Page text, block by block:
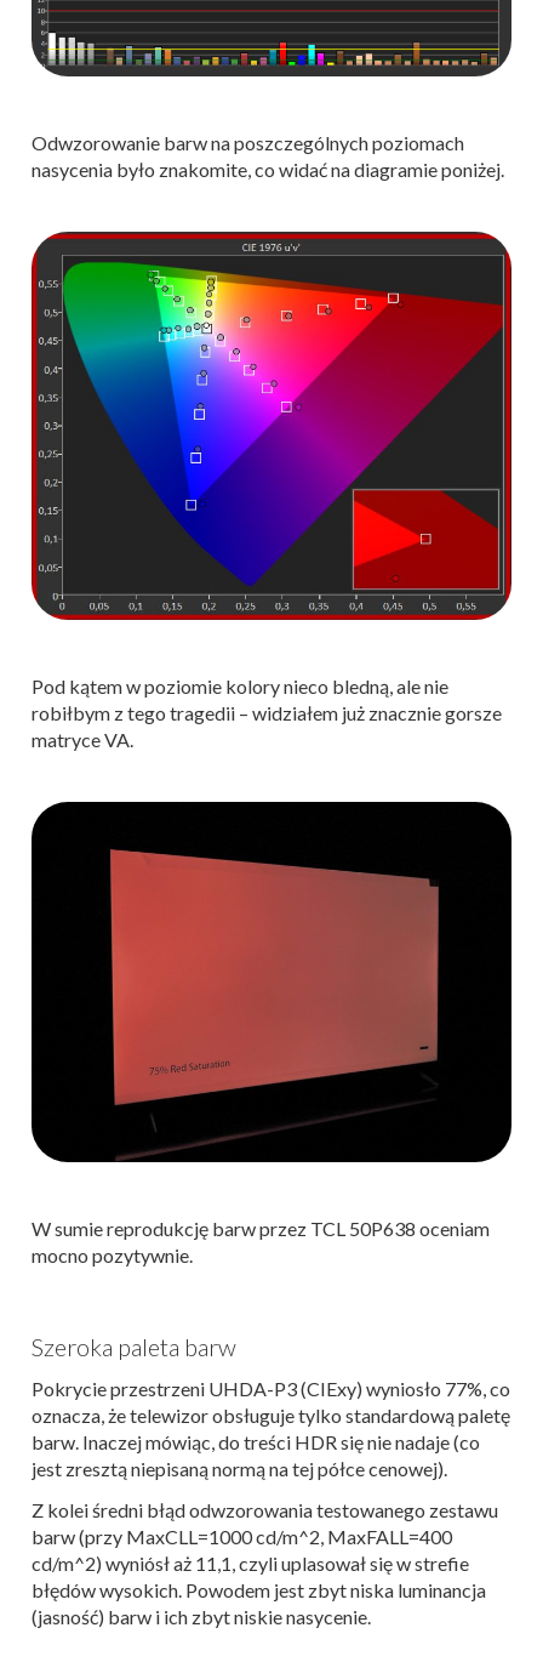
Odwzorowanie barw na poszczególnych poziomach
nasycenia było znakomite, co widać na diagramie poniżej.
Pod kątem w poziomie kolory nieco bledną, ale nie
robiłbym z tego tragedii – widziałem już znacznie gorsze
matryce VA.
W sumie reprodukcję barw przez TCL 50P638 oceniam
mocno pozytywnie.
Szeroka paleta barw
Pokrycie przestrzeni UHDA-P3 (CIExy) wyniosło 77%, co
oznacza, że telewizor obsługuje tylko standardową paletę
barw. Inaczej mówiąc, do treści HDR się nie nadaje (co
jest zresztą niepisaną normą na tej półce cenowej).
Z kolei średni błąd odwzorowania testowanego zestawu
barw (przy MaxCLL=1000 cd/m^2, MaxFALL=400
cd/m^2) wyniósł aż 11,1, czyli uplasował się w strefie
błędów wysokich. Powodem jest zbyt niska luminancja
(jasność) barw i ich zbyt niskie nasycenie.